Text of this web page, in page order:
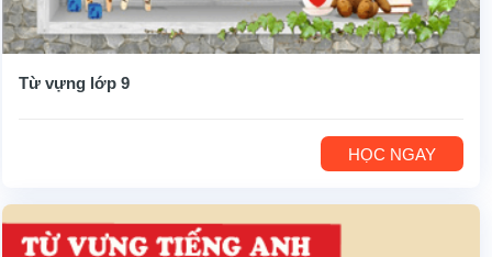
Từ vựng lớp 9
HỌC NGAY